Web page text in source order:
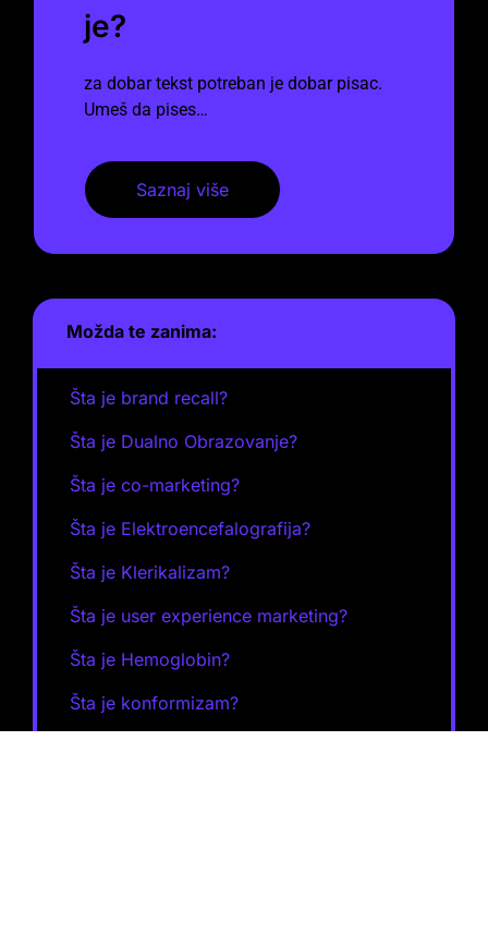
je?
za dobar tekst potreban je dobar pisac.
Umeš da pises…
Saznaj više
Možda te zanima:
Šta je brand recall?
Šta je Dualno Obrazovanje?
Šta je co-marketing?
Šta je Elektroencefalografija?
Šta je Klerikalizam?
Šta je user experience marketing?
Šta je Hemoglobin?
Šta je konformizam?